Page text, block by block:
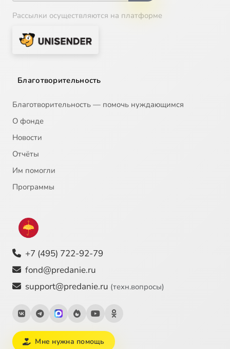
Рассылки осуществляются на платформе
Благотворительность
Благотворительность — помочь нуждающимся
О фонде
Новости
Отчёты
Им помогли
Программы
+7 (495) 722-92-79
fond@predanie.ru
support@predanie.ru (техн.вопросы)
Мне нужна помощь